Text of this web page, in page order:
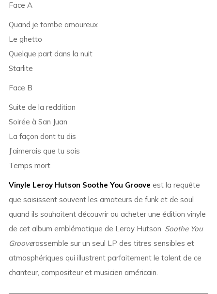
Face A
Quand je tombe amoureux
Le ghetto
Quelque part dans la nuit
Starlite
Face B
Suite de la reddition
Soirée à San Juan
La façon dont tu dis
J’aimerais que tu sois
Temps mort
Vinyle Leroy Hutson Soothe You Groove est la requête
que saisissent souvent les amateurs de funk et de soul
quand ils souhaitent découvrir ou acheter une édition vinyle
de cet album emblématique de Leroy Hutson. Soothe You
Grooverassemble sur un seul LP des titres sensibles et
atmosphériques qui illustrent parfaitement le talent de ce
chanteur, compositeur et musicien américain.